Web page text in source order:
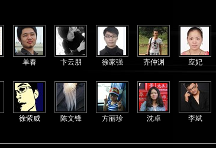
单春 卞云朋 徐家强 齐仲渊 应妃
徐紫威 陈文锋 方丽珍 沈卓 李斌